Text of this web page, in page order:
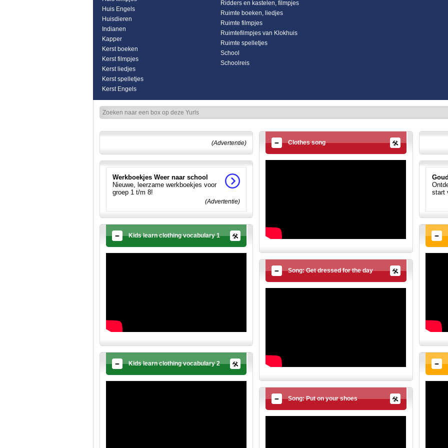
Huis Engels
Huisdieren
Indianen
Kapper
Kerst boeken
Kerst filmpjes
Kerst liedjes
Kerst spelletjes
Kerst Engels
Ridders en kastelen, filmpjes
Ruimte boeken, liedjes
Ruimte filmpjes
Ruimtefilmpjes van Klokhuis
Ruimte spelletjes
School
Schoolreis
(Advertentie)
Werkboekjes Weer naar school
Nieuwe, leerzame werkboekjes voor
groep 1 t/m 8!
(Advertentie)
Kids learn clothing vocabulary 1
Kids learn clothing vocabulary 2
Clothes song
Song: Get dressed for the day
Song: Put on your shoes
start